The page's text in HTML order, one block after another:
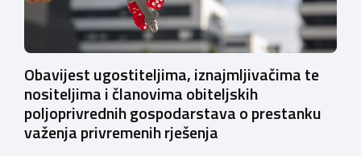
Obavijest ugostiteljima, iznajmljivačima te
nositeljima i članovima obiteljskih
poljoprivrednih gospodarstava o prestanku
važenja privremenih rješenja